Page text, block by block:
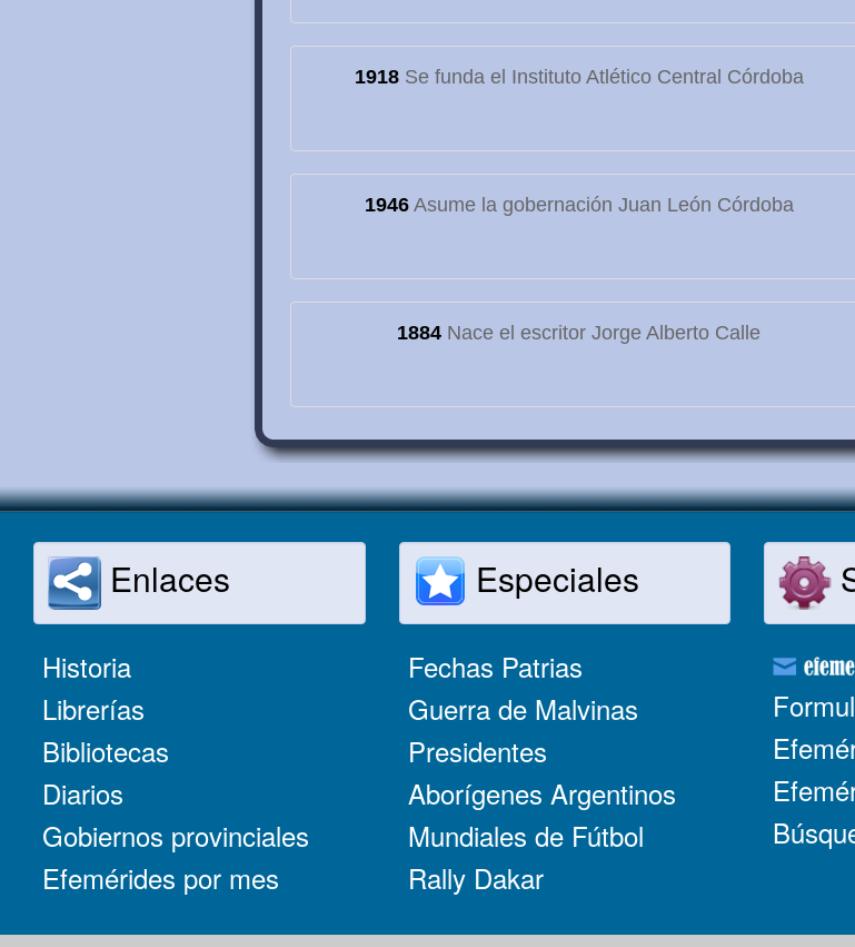
1918Se funda el Instituto Atlético Central Córdoba
1946Asume la gobernación Juan León Córdoba
1884 Nace el escritor Jorge Alberto Calle
Enlaces
Historia
Librerías
Bibliotecas
Diarios
Gobiernos provinciales
Efemérides por mes
Especiales
Fechas Patrias
Guerra de Malvinas
Presidentes
Aborígenes Argentinos
Mundiales de Fútbol
Rally Dakar